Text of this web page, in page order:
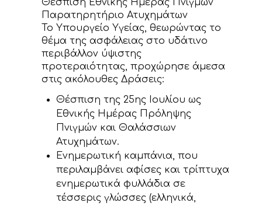
Θέσπιση Εθνικής Ημέρας Πνιγμών
Παρατηρητήριο Ατυχημάτων
Το Υπουργείο Υγείας, θεωρώντας το
θέμα της ασφάλειας στο υδάτινο
περιβάλλον ύψιστης
προτεραιότητας, προχώρησε άμεσα
στις ακόλουθες Δράσεις:
Θέσπιση της 25ης Ιουλίου ως
Εθνικής Ημέρας Πρόληψης
Πνιγμών και Θαλάσσιων
Ατυχημάτων.
Ενημερωτική καμπάνια, που
περιλαμβάνει αφίσες και τρίπτυχα
ενημερωτικά φυλλάδια σε
τέσσερις γλώσσες (ελληνικά,